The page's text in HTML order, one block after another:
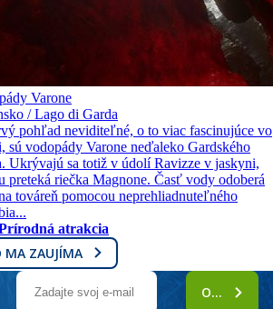
Varone
/ Lago di Garda
pohľad neviditeľné, o to viac fascinujúce vo
sú vodopády Varone neďaleko Gardského
Ukrývajú sa totiž v údolí Ravizze v jaskyni,
preteká riečka Magnone. Časť vody odoberá
továreň pomocou neprehliadnuteľného
atrakcia
MA ZAUJÍMA
ODOBERAŤ